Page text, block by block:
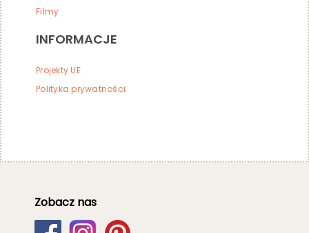
Zobacz nas
Filmy
INFORMACJE
Projekty UE
Polityka prywatności